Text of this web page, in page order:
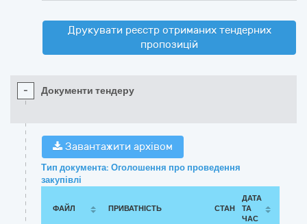
Друкувати реєстр отриманих тендерних
пропозицій
- Документи тендеру
Завантажити архівом
Тип документа: Оголошення про проведення
закупівлі
ФАЙЛ ПРИВАТНІСТЬ СТАН
ДАТА
ТА
ЧАС